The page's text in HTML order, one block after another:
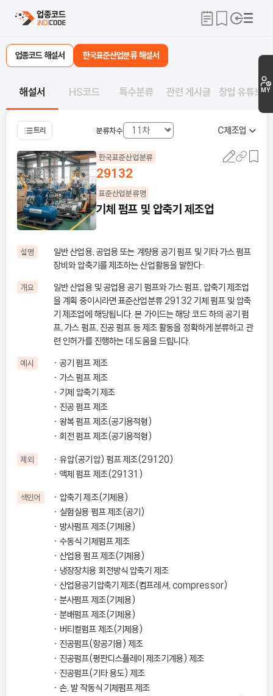
MY
업종코드 해설서 한국표준산업분류 해설서
해설서 HS코드 특수분류 관련 게시글 창업 유튜브
트리 분류차수 C제조업
한국표준산업분류
29132
표준산업분류명
기체 펌프 및 압축기 제조업
설명
일반 산업용, 공업용 또는 계량용 공기 펌프 및 기타 가스 펌프
장비와 압축기를 제조하는 산업활동을 말한다·
개요
일반 산업용 및 공업용 공기 펌프와 가스 펌프, 압축기 제조업
을 계획 중이시라면 표준산업분류 29132 기체 펌프 및 압축
기 제조업에 해당됩니다. 본 가이드는 해당 코드 하의 공기 펌
프, 가스 펌프, 진공 펌프 등 제조 활동을 정확하게 분류하고 관
련 인허가를 진행하는 데 도움을 드립니다.
예시
공기 펌프 제조
가스 펌프 제조
기체 압축기 제조
진공 펌프 제조
왕복 펌프 제조(공기용적형)
회전 펌프 제조(공기용적형)
제외
유압(공기압) 펌프 제조(29120)
액체 펌프 제조(29131)
색인어
압축기 제조(기체용)
실험실용 펌프 제조(공기)
방사펌프 제조(기체용)
수동식 기체펌프 제조
산업용 펌프 제조(기체용)
냉장장치용 회전방식 압축기 제조
산업용공기압축기 제조(컴프레셔, compressor)
분사펌프 제조(기체용)
분배펌프 제조(기체용)
버티컬펌프 제조(기체용)
진공펌프(항공기용) 제조
진공펌프(평판디스플레이 제조기계용) 제조
진공펌프(기타 용도) 제조
손, 발 작동식 기체펌프 제조